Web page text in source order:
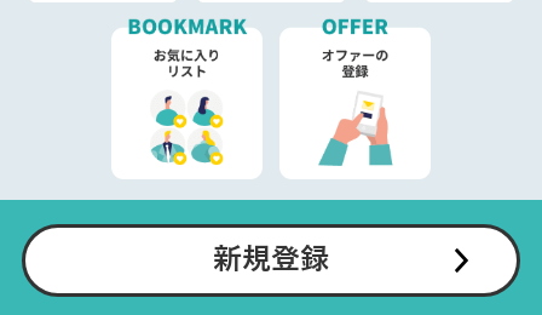
新規登録